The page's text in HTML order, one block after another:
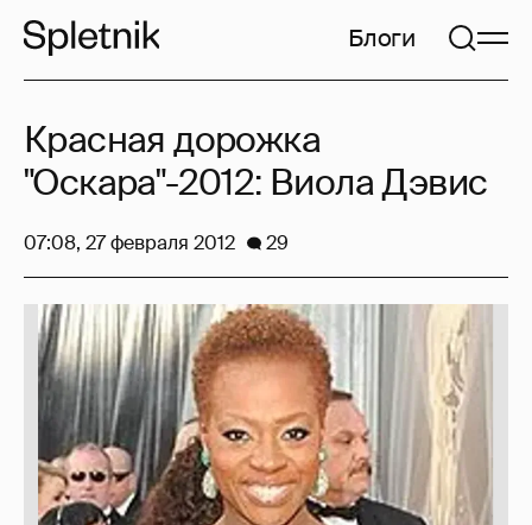
Блоги
Красная дорожка
"Оскара"-2012: Виола Дэвис
07:08, 27 февраля 2012 29